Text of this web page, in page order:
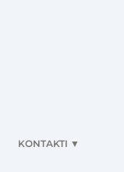
KONTAKTI ▼